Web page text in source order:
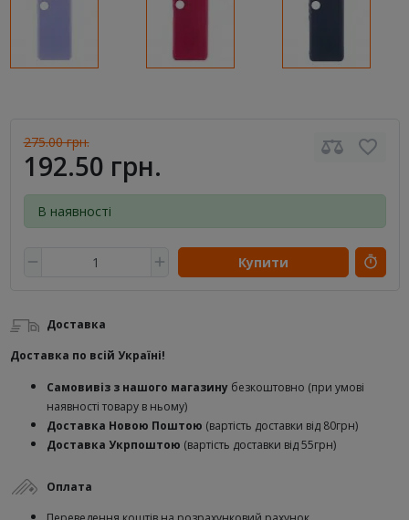
275.00 грн.
192.50 грн.
В наявності
Купити
Доставка
Доставка по всій Україні!
Самовивіз з нашого магазину безкоштовно (при умові
наявності товару в ньому)
Доставка Новою Поштою (вартість доставки від 80грн)
Доставка Укрпоштою (вартість доставки від 55грн)
Оплата